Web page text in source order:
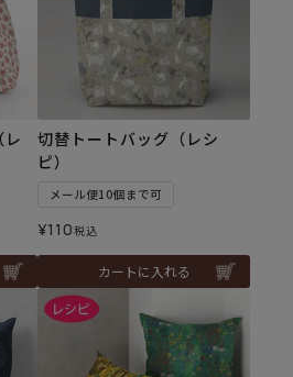
切替トートバッグ（レシ
ピ）
メール便10個まで可
¥110税込
カートに入れる